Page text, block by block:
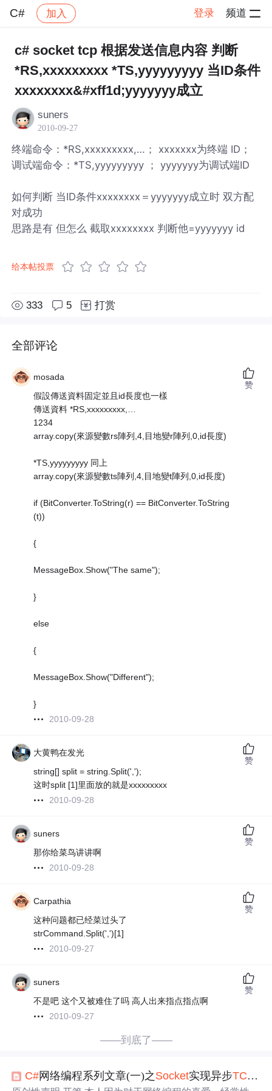
C# 加入 登录 频道
社区 C# 帖子详情
c# socket tcp 根据发送信息内容 判断
*RS,xxxxxxxxx *TS,yyyyyyyyy 当ID条件
xxxxxxxx&#xff1d;yyyyyyy成立
suners
2010-09-27
终端命令：*RS,xxxxxxxxx,…； xxxxxxx为终端 ID；
调试端命令：*TS,yyyyyyyyy ； yyyyyyy为调试端ID
如何判断 当ID条件xxxxxxxx＝yyyyyyy成立时 双方配
对成功
思路是有 但怎么 截取xxxxxxxx 判断他=yyyyyyy id
给本帖投票
333 5 打赏
全部评论
mosada
假設傳送資料固定並且id長度也一樣
傳送資料 *RS,xxxxxxxxx,…
1234
array.copy(來源變數rs陣列,4,目地變r陣列,0,id長度)
*TS,yyyyyyyyy 同上
array.copy(來源變數ts陣列,4,目地變t陣列,0,id長度)
if (BitConverter.ToString(r) == BitConverter.ToString
(t))
{
MessageBox.Show("The same");
}
else
{
MessageBox.Show("Different");
}
2010-09-28
赞
大黄鸭在发光
string[] split = string.Split(',');
这时split [1]里面放的就是xxxxxxxxx
2010-09-28
赞
suners
那你给菜鸟讲讲啊
2010-09-28
赞
Carpathia
这种问题都已经菜过头了
strCommand.Split(',')[1]
2010-09-27
赞
suners
不是吧 这个又被难住了吗 高人出来指点指点啊
2010-09-27
赞
——到底了——
C#网络编程系列文章(一)之 Socket实现异步TCP 服